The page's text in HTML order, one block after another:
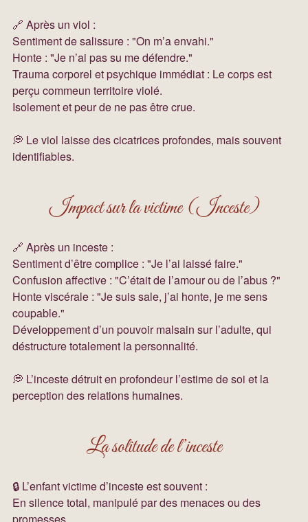
🔗 Après un viol :
Sentiment de salissure : "On m’a envahi."
Honte : "Je n’ai pas su me défendre."
Trauma corporel et psychique immédiat : Le corps est
perçu commeun territoire violé.
Isolement et peur de ne pas être crue.
💭 Le viol laisse des cicatrices profondes, mais souvent
identifiables.
Impact sur la victime (Inceste)
🔗 Après un inceste :
Sentiment d’être complice : "Je l’ai laissé faire."
Confusion affective : "C’était de l’amour ou de l’abus ?"
Honte viscérale : "Je suis sale, j’ai honte, je me sens
coupable."
Développement d’un pouvoir malsain sur l’adulte, qui
déstructure totalement la personnalité.
💭 L’inceste détruit en profondeur l’estime de soi et la
perception des relations humaines.
La solitude de l’inceste
🔒 L’enfant victime d’inceste est souvent :
En silence total, manipulé par des menaces ou des